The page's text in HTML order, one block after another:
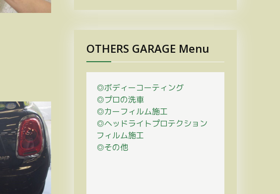
OTHERS GARAGE Menu
◎ボディーコーティング
◎プロの洗車
◎カーフィルム施工
◎ヘッドライトプロテクション
フィルム施工
◎その他